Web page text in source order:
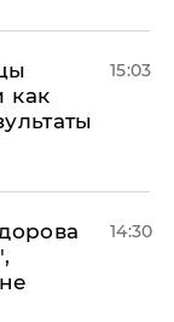
как
15:03
14:30